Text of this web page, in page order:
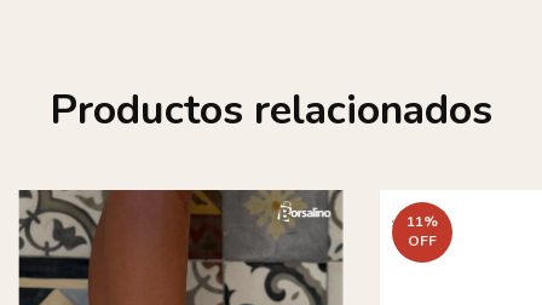
Productos relacionados
11%
OFF